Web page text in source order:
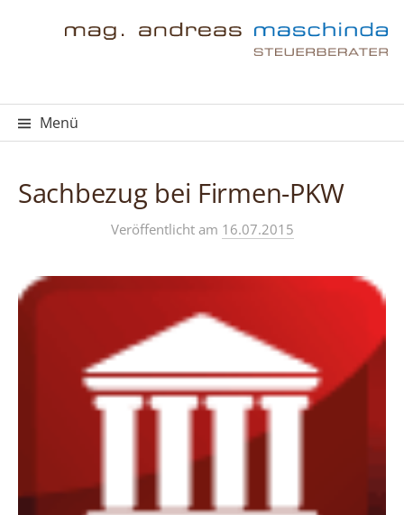
Menü
Sachbezug bei Firmen-PKW
Veröffentlicht am 16.07.2015